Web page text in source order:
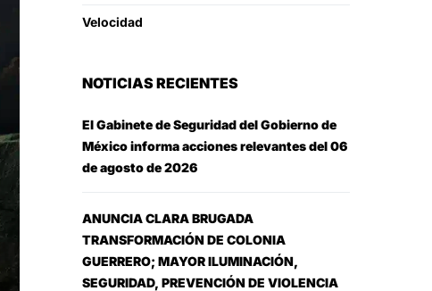
Velocidad
NOTICIAS RECIENTES
El Gabinete de Seguridad del Gobierno de
México informa acciones relevantes del 06
de agosto de 2026
ANUNCIA CLARA BRUGADA
TRANSFORMACIÓN DE COLONIA
GUERRERO; MAYOR ILUMINACIÓN,
SEGURIDAD, PREVENCIÓN DE VIOLENCIA